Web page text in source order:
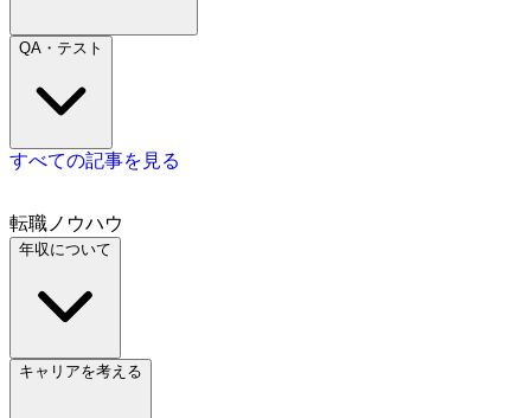
QA・テスト
すべての記事を見る
転職ノウハウ
年収について
キャリアを考える